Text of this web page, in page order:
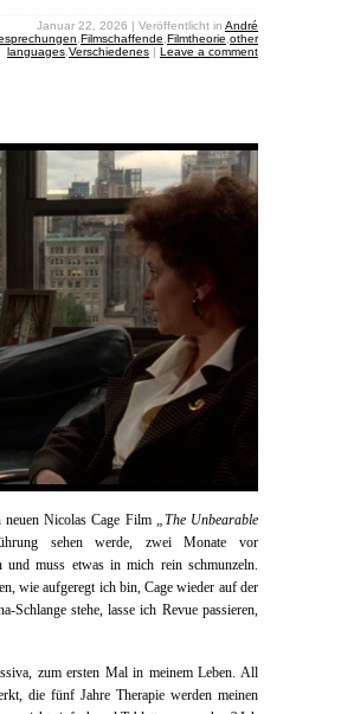
Januar 22, 2026 | Veröffentlicht in André
Filmschaffende Filmtheorie other
languages Verschiedenes | Leave a comment
Nicolas Cage Film „The Unbearable
sehen werde, zwei Monate vor
muss etwas in mich rein schmunzeln.
wie aufgeregt ich bin, Cage wieder auf der
stehe, lasse ich Revue passieren,
zum ersten Mal in meinem Leben. All
die fünf Jahre Therapie werden meinen